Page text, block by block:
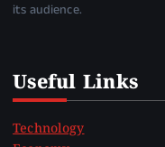
its audience.
Useful Links
Technology